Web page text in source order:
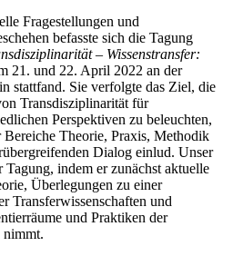
Fragestellungen und
befasste sich die Tagung
– Wissenstransfer:
21. und 22. April 2022 an der
stattfand. Sie verfolgte das Ziel, die
Transdisziplinarität für
Perspektiven zu beleuchten,
Theorie, Praxis, Methodik
Dialog einlud. Unser
indem er zunächst aktuelle
Überlegungen zu einer
Transferwissenschaften und
und Praktiken der